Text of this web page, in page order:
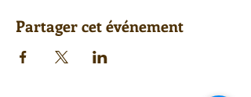
Partager cet événement